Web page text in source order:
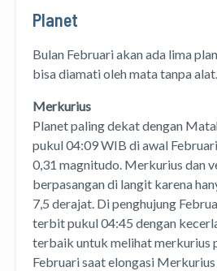
Planet
Bulan Februari akan ada lima
bisa diamati oleh mata tanpa alat.
Merkurius
Planet paling dekat dengan
pukul 04:09 WIB di awal
0,31 magnitudo. Merkurius dan
berpasangan di langit karena
7,5 derajat. Di penghujung
terbit pukul 04:45 dengan
terbaik untuk melihat merkurius
Februari saat elongasi Merkurius